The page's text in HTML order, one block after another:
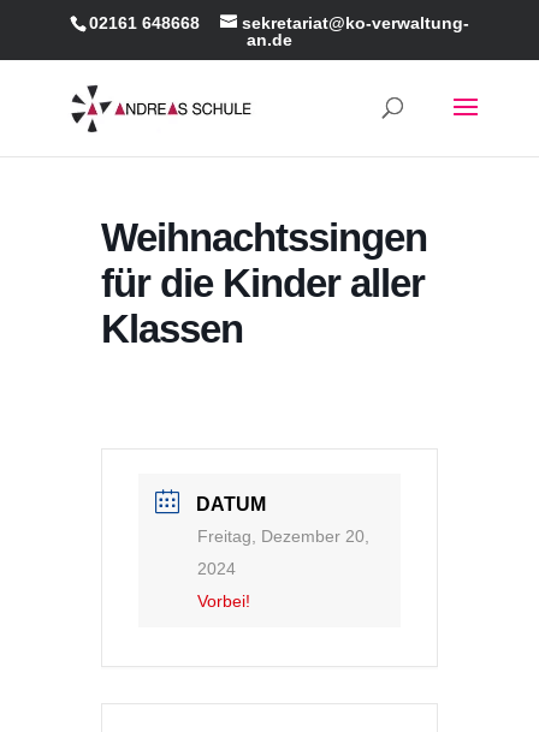
02161 648668
sekretariat@ko-verwaltung-
an.de
Weihnachtssingen
für die Kinder aller
Klassen
DATUM
Freitag, Dezember 20,
2024
Vorbei!